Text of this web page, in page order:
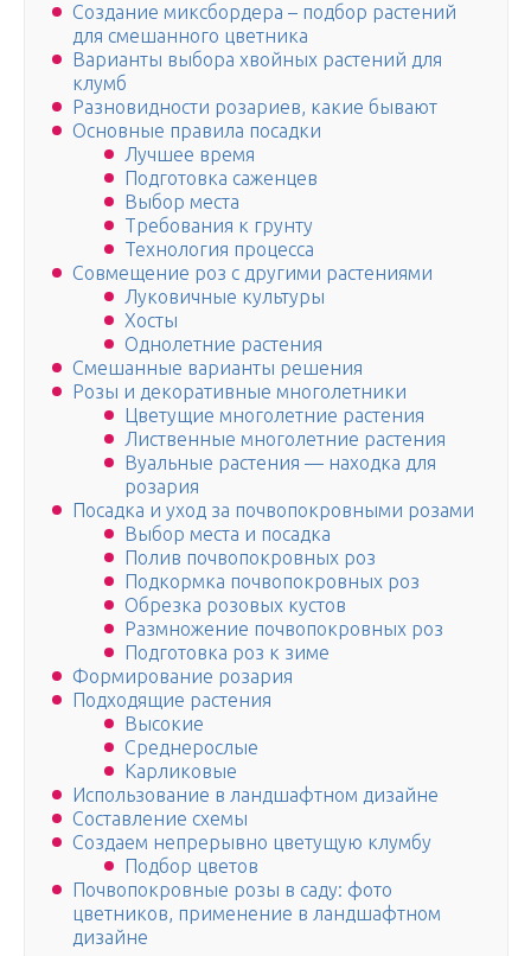
Создание миксбордера – подбор растений
для смешанного цветника
Варианты выбора хвойных растений для
клумб
Разновидности розариев, какие бывают
Основные правила посадки
Лучшее время
Подготовка саженцев
Выбор места
Требования к грунту
Технология процесса
Совмещение роз с другими растениями
Луковичные культуры
Хосты
Однолетние растения
Смешанные варианты решения
Розы и декоративные многолетники
Цветущие многолетние растения
Лиственные многолетние растения
Вуальные растения — находка для
розария
Посадка и уход за почвопокровными розами
Выбор места и посадка
Полив почвопокровных роз
Подкормка почвопокровных роз
Обрезка розовых кустов
Размножение почвопокровных роз
Подготовка роз к зиме
Формирование розария
Подходящие растения
Высокие
Среднерослые
Карликовые
Использование в ландшафтном дизайне
Составление схемы
Создаем непрерывно цветущую клумбу
Подбор цветов
Почвопокровные розы в саду: фото
цветников, применение в ландшафтном
дизайне